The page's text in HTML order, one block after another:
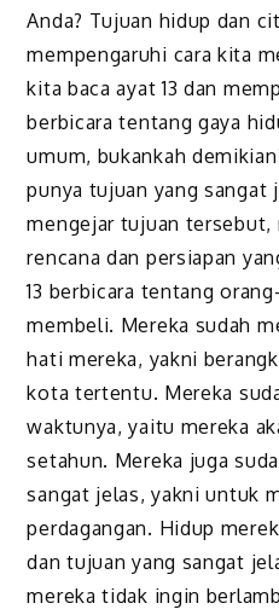
Anda? Tujuan hidup dan
mempengaruhi cara kita
kita baca ayat 13 dan
berbicara tentang gaya
umum, bukankah
punya tujuan yang sangat
mengejar tujuan tersebut,
rencana dan persiapan
13 berbicara tentang
membeli. Mereka sudah
hati mereka, yakni
kota tertentu. Mereka
waktunya, yaitu mereka
setahun. Mereka juga
sangat jelas, yakni untuk
perdagangan. Hidup
dan tujuan yang sangat
mereka tidak ingin